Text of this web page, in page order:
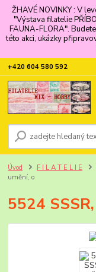
ŽHAVÉ NOVINKY : V
"Výstava filatelie
FAUNA-FLORA".
této akci, ukázky
+420 604 580 592
Úvod F I L A T E L I E
umění, o
5524